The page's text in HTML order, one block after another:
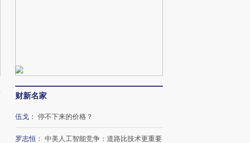
财新名家
伍戈 ： 停不下来的价格？
罗志恒 ： 中美人工智能竞争：道路比技术更重要